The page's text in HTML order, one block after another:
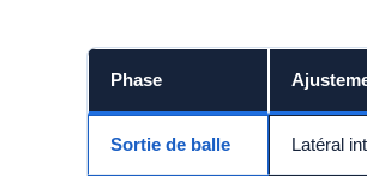
Phase
Sortie de balle Latéral